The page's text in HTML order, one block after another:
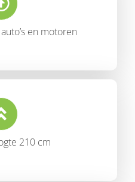
en motoren
210 cm